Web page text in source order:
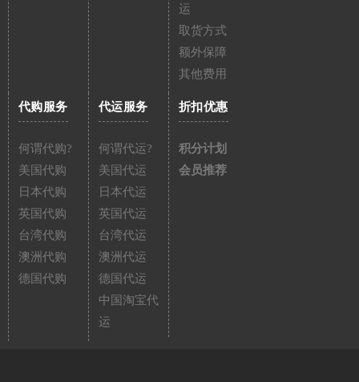
运
取货方式
额外保障
其他费用
代购服务
何谓代购?
美国代购
日本代购
英国代购
台湾代购
澳洲代购
德国代购
代运服务
何谓代运?
美国代运
日本代运
英国代运
台湾代运
澳洲代运
德国代运
中国淘宝代
运
折扣优惠
积分计划
会员推荐